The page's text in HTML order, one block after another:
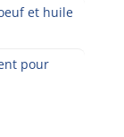
et huile
pour